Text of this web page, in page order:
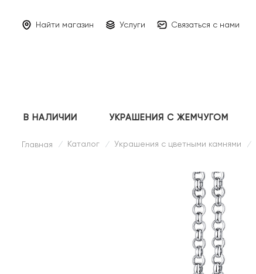
Найти магазин Услуги Связаться с нами
В НАЛИЧИИ УКРАШЕНИЯ С ЖЕМЧУГОМ
Главная / Каталог / Украшения с цветными камнями /